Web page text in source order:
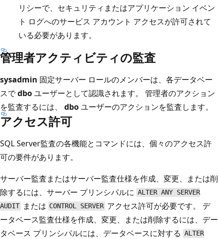
リシーで、セキュリティまたはアプリケーション イベン
ト ログへのサービス アカウント アクセスが許可されて
いる必要があります。
管理者アクティビティの監査
sysadmin 固定サーバー ロールのメンバーは、各データベー
スでdboユーザーとして認識されます。 管理者のアクション
を監査するには、 dboユーザーのアクションを監査します。
アクセス許可
SQL Server監査の各機能とコマンドには、個々のアクセス許
可の要件があります。
サーバー監査またはサーバー監査仕様を作成、変更、または削
除するには、サーバー プリンシパルに ALTER ANY SERVER
AUDIT
または CONTROL SERVER アクセス許可が必要です。 デ
ータベース監査仕様を作成、変更、または削除するには、デー
タベース プリンシパルには、データベースに対する ALTER